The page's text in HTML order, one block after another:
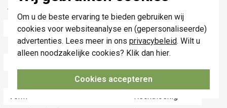
Om u de beste ervaring te bieden gebruiken wij
cookies voor websiteanalyse en (gepersonaliseerde)
advertenties. Lees meer in ons privacybeleid. Wilt u
alleen noodzakelijke cookies? Klik dan hier.
Cookies accepteren
Technische specificaties
Specificatie
Waarde
Samenstelling
Opbouwbak
Ja
Vorm
Rechthoekig